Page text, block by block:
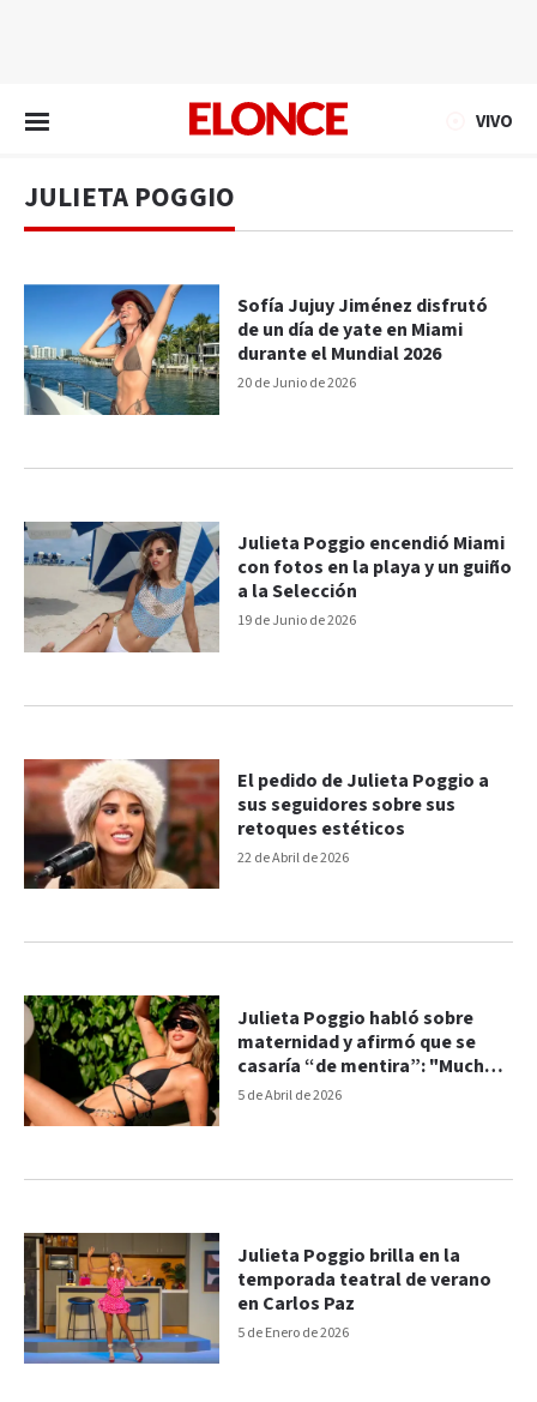
VIVO
JULIETA POGGIO
20 de Junio de 2026
Sofía Jujuy Jiménez disfrutó
de un día de yate en Miami
durante el Mundial 2026
19 de Junio de 2026
Julieta Poggio encendió Miami
con fotos en la playa y un guiño
a la Selección
22 de Abril de 2026
El pedido de Julieta Poggio a
sus seguidores sobre sus
retoques estéticos
5 de Abril de 2026
Julieta Poggio habló sobre
maternidad y afirmó que se
casaría “de mentira”: "Mucha
gente me juzga"
5 de Enero de 2026
Julieta Poggio brilla en la
temporada teatral de verano
en Carlos Paz